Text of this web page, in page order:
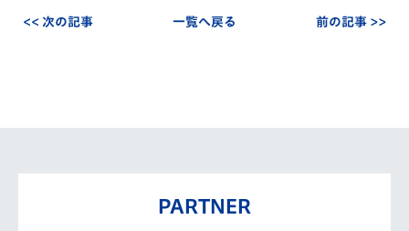
<< 次の記事 一覧へ戻る 前の記事 >>
PARTNER